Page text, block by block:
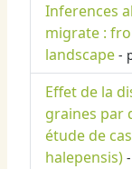
Inferences
migrate :
landscape -
Effet de la
graines par
étude de
halepensis)